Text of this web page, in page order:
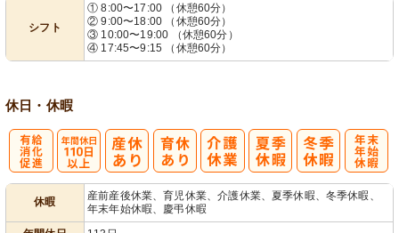
シフト
① 8:00〜17:00 （休憩60分）
② 9:00〜18:00 （休憩60分）
③ 10:00〜19:00 （休憩60分）
④ 17:45〜9:15 （休憩60分）
休日・休暇
休暇
産前産後休業、育児休業、介護休業、夏季休暇、冬季休暇、
年末年始休暇、慶弔休暇